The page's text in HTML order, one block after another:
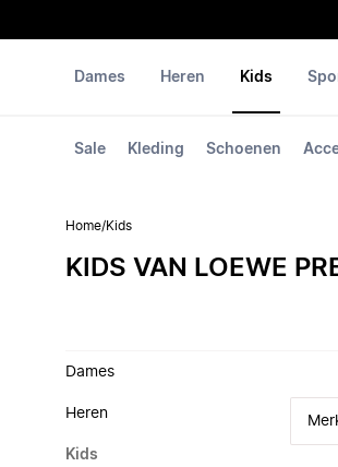
Dames Heren Kids
Sale Kleding Schoenen
Home/Kids
KIDS VAN LOEWE
Dames
Heren
Kids